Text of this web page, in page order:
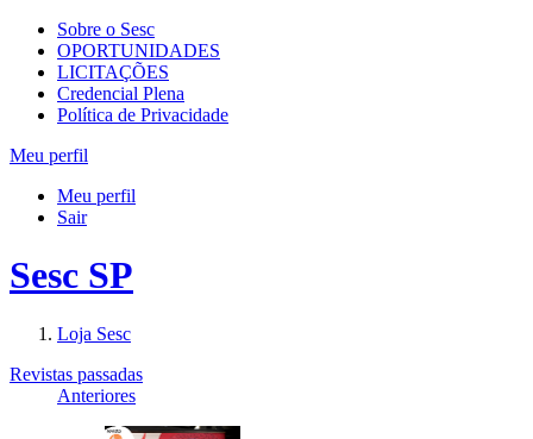
Sobre o Sesc
OPORTUNIDADES
LICITAÇÕES
Credencial Plena
Política de Privacidade
Meu perfil
Meu perfil
Sair
Sesc SP
Loja Sesc
Revistas passadas
Anteriores